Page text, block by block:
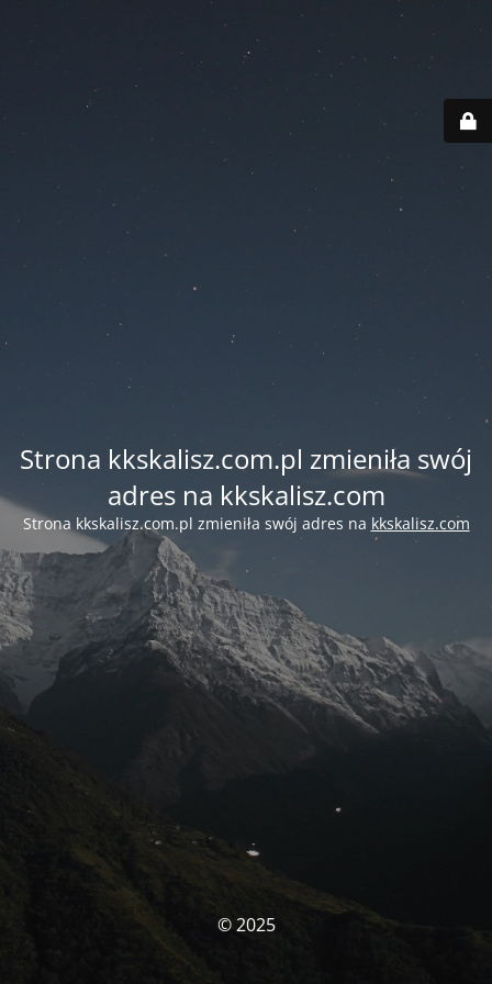
Strona kkskalisz.com.pl zmieniła swój
adres na kkskalisz.com
Strona kkskalisz.com.pl zmieniła swój adres na kkskalisz.com
© 2025